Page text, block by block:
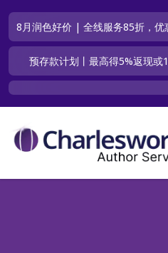
8月润色好价 | 全线服务85折，优
预存款计划丨最高得5%返现或